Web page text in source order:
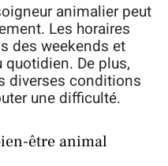
animalier peut
Les horaires
des weekends et
De plus,
diverses conditions
une difficulté.
être animal